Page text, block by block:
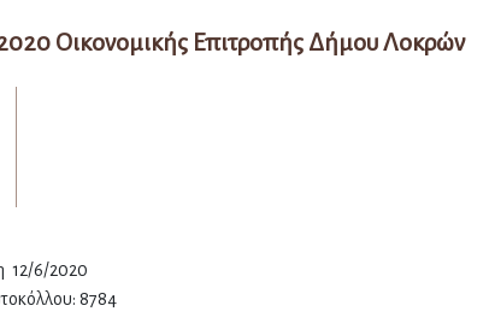
Οικονομικής Επιτροπής Δήμου Λοκρών
8784